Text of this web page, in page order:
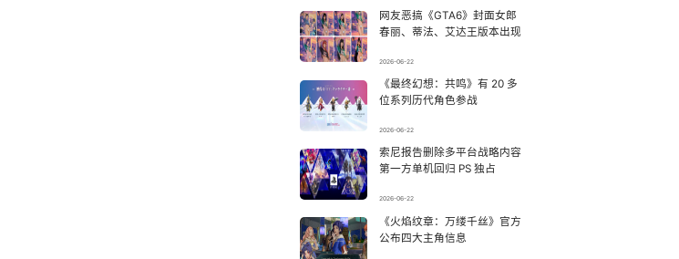
11
12 跟风评论随意脑补？杜绝二次造谣 6857908°
13
14 上半年国内手机销量榜 6668581°
15 女子发现前夫婚内与第三者育有两子 6571200°
网友恶搞《GTA6》封面女郎
春丽、蒂法、艾达王版本出现
2026-06-22
《最终幻想：共鸣》有 20 多
位系列历代角色参战
2026-06-22
索尼报告删除多平台战略内容
第一方单机回归 PS 独占
2026-06-22
《火焰纹章：万缕千丝》官方
公布四大主角信息